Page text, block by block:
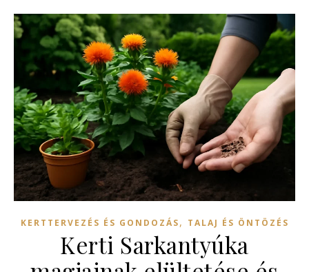
KERTTERVEZÉS ÉS GONDOZÁS, TALAJ ÉS ÖNTÖZÉS
Kerti Sarkantyúka